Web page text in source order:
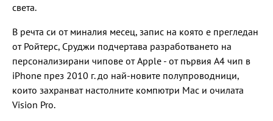
света.
В речта си от миналия месец, запис на която е прегледан
от Ройтерс, Сруджи подчертава разработването на
персонализирани чипове от Apple - от първия A4 чип в
iPhone през 2010 г. до най-новите полупроводници,
които захранват настолните компютри Mac и очилата
Vision Pro.